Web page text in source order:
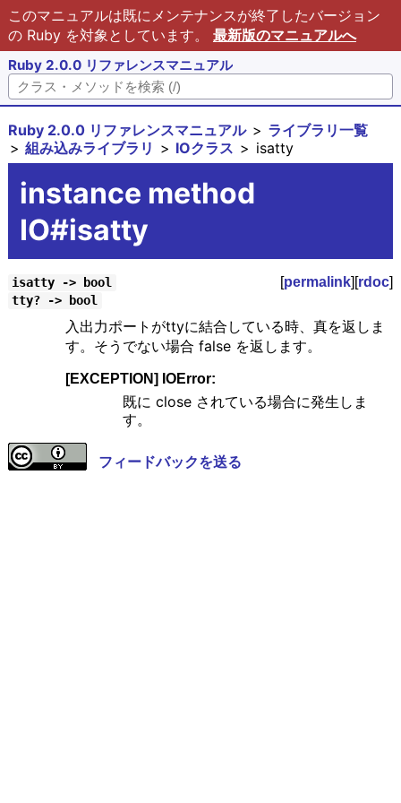
このマニュアルは既にメンテナンスが終了したバージョン
の Ruby を対象としています。 最新版のマニュアルへ
Ruby 2.0.0 リファレンスマニュアル
Ruby 2.0.0 リファレンスマニュアル
ライブラリ一覧
組み込みライブラリ
IOクラス isatty
instance method
IO#isatty
isatty -> bool [permalink][rdoc]
tty? -> bool
入出力ポートがttyに結合している時、真を返しま
す。そうでない場合 false を返します。
[EXCEPTION] IOError:
既に close されている場合に発生しま
す。
フィードバックを送る